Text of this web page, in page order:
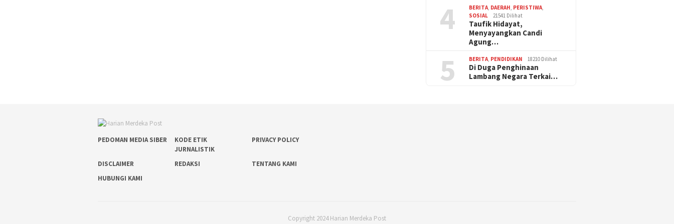
4 BERITA, DAERAH, PERISTIWA,
SOSIAL
21541 Dilihat
Taufik Hidayat,
Menyayangkan Candi
Agung…
5 BERITA, PENDIDIKAN 18210 Dilihat
Di Duga Penghinaan
Lambang Negara Terkai…
PEDOMAN MEDIA SIBER
KODE ETIK
JURNALISTIK
PRIVACY POLICY
DISCLAIMER REDAKSI
TENTANG KAMI
HUBUNGI KAMI
Copyright 2024 Harian Merdeka Post